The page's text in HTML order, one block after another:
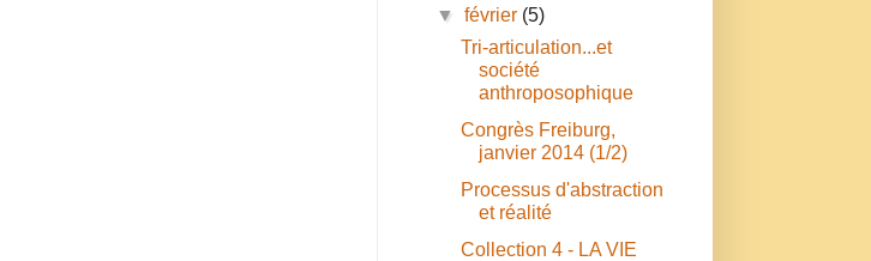
▼février (5)
Tri-articulation...et
société
anthroposophique
Congrès Freiburg,
janvier 2014 (1/2)
Processus d'abstraction
et réalité
Collection 4 - LA VIE